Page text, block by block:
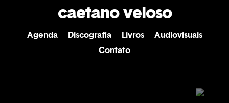
caetano veloso
Agenda Discografia Livros
Audiovisuais
Contato